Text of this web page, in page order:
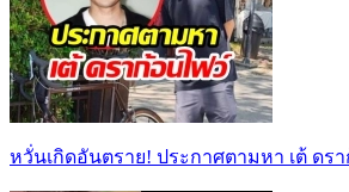
หวั่นเกิดอันตราย! ประกาศตามหา เต้ ดร